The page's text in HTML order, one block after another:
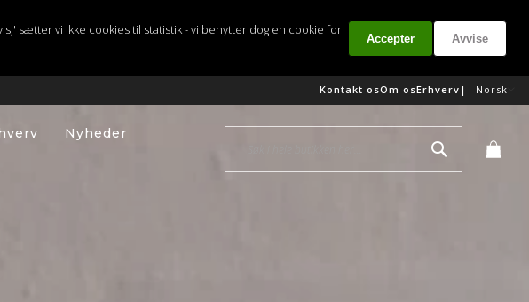
sætter vi ikke cookies til statistik - vi benytter dog en cookie for
Accepter Avvise
Kontakt osOm osErhverv | Språk
Norsk
Nyheder
Min